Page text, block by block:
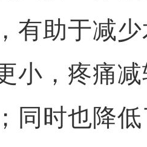
有助于减
小，疼痛
同时也降